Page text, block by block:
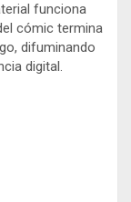
funciona
cómic termina
difuminando
digital.